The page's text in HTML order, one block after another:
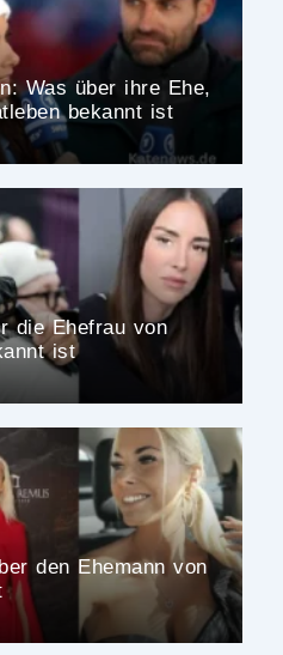
Was über ihre Ehe,
bekannt ist
die Ehefrau von
ist
den Ehemann von